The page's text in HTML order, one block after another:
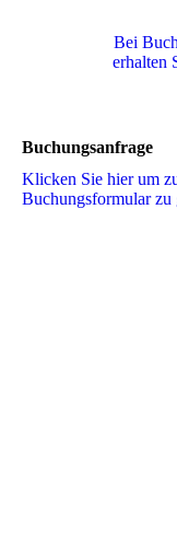
Bei
erhalten
Buchungsanfrage
Klicken Sie hier um
Buchungsformular zu